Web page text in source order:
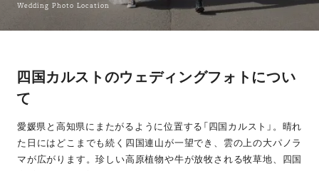
Wedding Photo Location
四国カルストのウェディングフォトについ
て
愛媛県と高知県にまたがるように位置する「四国カルスト」。晴れ
た日にはどこまでも続く四国連山が一望でき、雲の上の大パノラ
マが広がります。珍しい高原植物や牛が放牧される牧草地、四国